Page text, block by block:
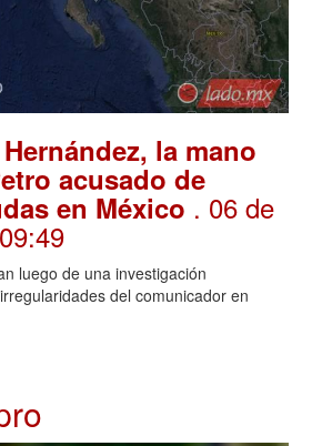
la mano
acusado de
en México . 06 de
luego de una investigación
del comunicador en